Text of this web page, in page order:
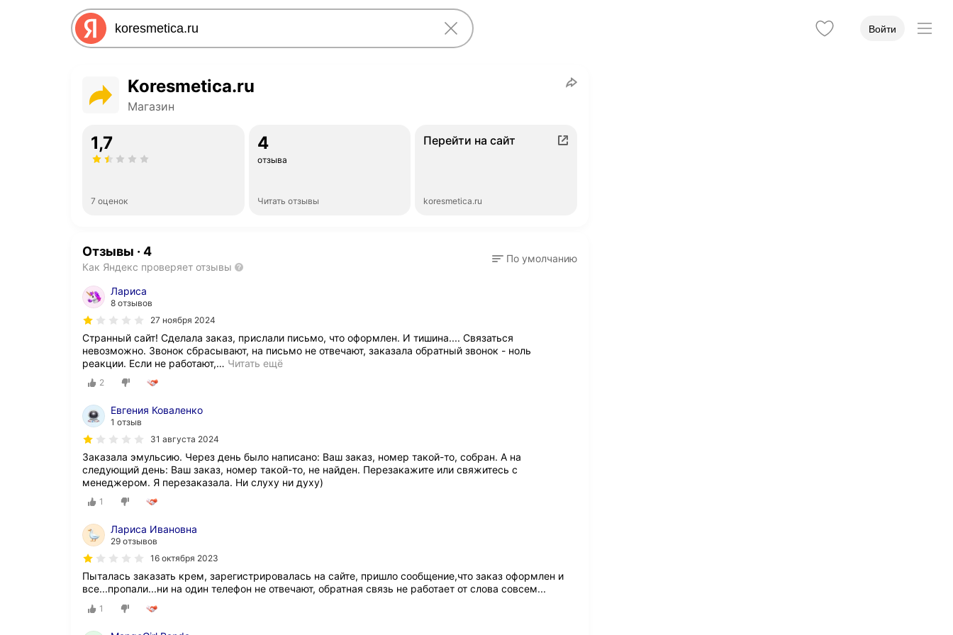
Войти
Koresmetica.ru
Магазин
1,7
7 оценок
4
отзыва
Читать отзывы
Перейти на сайт
koresmetica.ru
Отзывы · 4
Как Яндекс проверяет отзывы
По умолчанию
Лариса
8 отзывов
27 ноября 2024
Странный сайт! Сделала заказ, прислали письмо, что оформлен. И тишина.... Связаться
невозможно. Звонок сбрасывают, на письмо не отвечают, заказала обратный звонок - ноль
реакции. Если не работают,… Читать ещё
2
Евгения Коваленко
1 отзыв
31 августа 2024
Заказала эмульсию. Через день было написано: Ваш заказ, номер такой-то, собран. А на
следующий день: Ваш заказ, номер такой-то, не найден. Перезакажите или свяжитесь с
менеджером. Я перезаказала. Ни слуху ни духу)
1
Лариса Ивановна
29 отзывов
16 октября 2023
Пыталась заказать крем, зарегистрировалась на сайте, пришло сообщение,что заказ оформлен и
все...пропали...ни на один телефон не отвечают, обратная связь не работает от слова совсем...
1